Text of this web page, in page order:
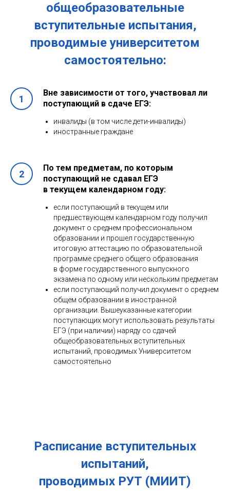
общеобразовательные
вступительные испытания,
проводимые университетом
самостоятельно:
Вне зависимости от того, участвовал ли
поступающий в сдаче ЕГЭ:
инвалиды (в том числе дети-инвалиды)
иностранные граждане
По тем предметам, по которым
поступающий не сдавал ЕГЭ
в текущем календарном году:
если поступающий в текущем или
предшествующем календарном году получил
документ о среднем профессиональном
образовании и прошел государственную
итоговую аттестацию по образовательной
программе среднего общего образования
в форме государственного выпускного
экзамена по одному или нескольким предметам
если поступающий получил документ о среднем
общем образовании в иностранной
организации. Вышеуказанные категории
поступающих могут использовать результаты
ЕГЭ (при наличии) наряду со сдачей
общеобразовательных вступительных
испытаний, проводимых Университетом
самостоятельно
Расписание вступительных
испытаний,
проводимых РУТ (МИИТ)